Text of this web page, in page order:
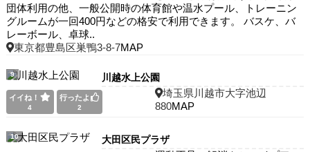
団体利用の他、一般公開時の体育館や温水プール、トレーニン
グルームが一回400円などの格安で利用できます。 バスケ、バ
レーボール、卓球..
東京都豊島区巣鴨3-8-7MAP
9 川越水上公園
イイね！
4
行ったよ
2
埼玉県川越市大字池辺
880MAP
10 大田区民プラザ